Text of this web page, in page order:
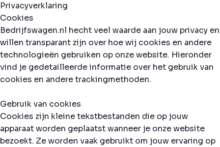
Privacyverklaring
Cookies
Bedrijfswagen.nl hecht veel waarde aan jouw privacy en
willen transparant zijn over hoe wij cookies en andere
technologieën gebruiken op onze website. Hieronder
vind je gedetailleerde informatie over het gebruik van
cookies en andere trackingmethoden.
Gebruik van cookies
Cookies zijn kleine tekstbestanden die op jouw
apparaat worden geplaatst wanneer je onze website
bezoekt. Ze worden vaak gebruikt om jouw ervaring op